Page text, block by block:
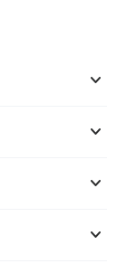
keyboard_arrow_down
keyboard_arrow_down
keyboard_arrow_down
keyboard_arrow_down